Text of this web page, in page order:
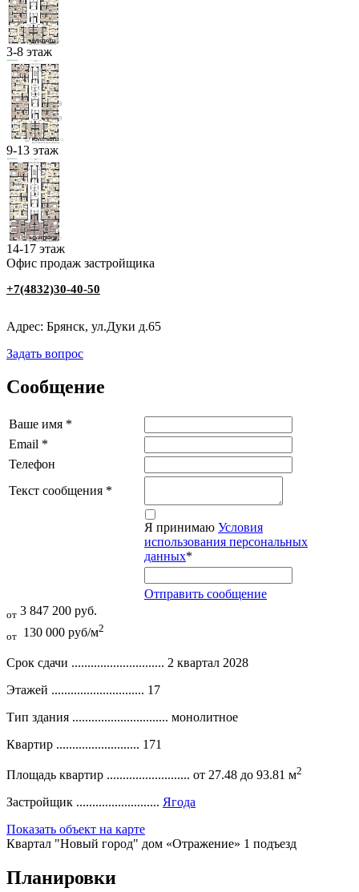
3-8 этаж
9-13 этаж
14-17 этаж
Офис продаж застройщика
‭+7(4832)30-40-50
Адрес: Брянск, ул.Дуки д.65
Задать вопрос
Сообщение
Ваше имя *
Email *
Телефон
Текст сообщения *
Я принимаю Условия
использования персональных
данных*
Отправить сообщение
от 3 847 200 руб.
от 130 000 руб/м2
Срок сдачи ............................. 2 квартал 2028
Этажей ............................. 17
Тип здания .............................. монолитное
Квартир .......................... 171
Площадь квартир .......................... от 27.48 до 93.81 м2
Застройщик .......................... Ягода
Показать объект на карте
Квартал "Новый город" дом «Отражение» 1 подъезд
Планировки